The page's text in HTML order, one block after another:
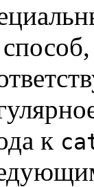
к